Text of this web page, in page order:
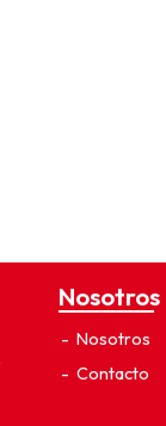
Nosotros
Nosotros
Contacto